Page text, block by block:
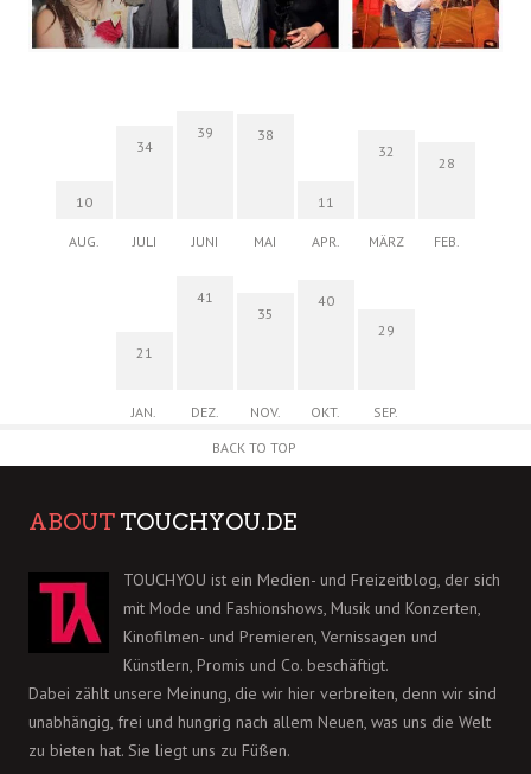
10
AUG.
34
JULI
39
JUNI
38
MAI
11
APR.
32
MÄRZ
28
FEB.
21
JAN.
41
DEZ.
35
NOV.
40
OKT.
29
SEP.
BACK TO TOP
ABOUT TOUCHYOU.DE
TOUCHYOU ist ein Medien- und Freizeitblog, der sich
mit Mode und Fashionshows, Musik und Konzerten,
Kinofilmen- und Premieren, Vernissagen und
Künstlern, Promis und Co. beschäftigt.
Dabei zählt unsere Meinung, die wir hier verbreiten, denn wir sind
unabhängig, frei und hungrig nach allem Neuen, was uns die Welt
zu bieten hat. Sie liegt uns zu Füßen.